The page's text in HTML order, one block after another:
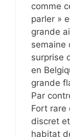
comme
parler »
grande
semaine
surprise
en
grande
Par
Fort rare
discret
habitat